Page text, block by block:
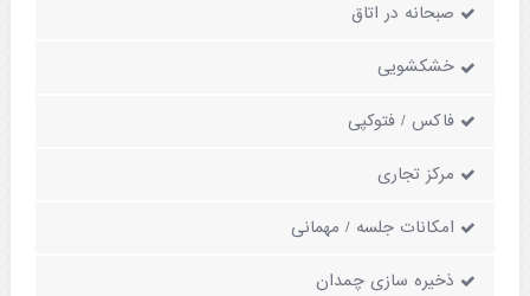
صبحانه در اتاق
خشکشویی
فاکس / فتوکپی
مرکز تجاری
امکانات جلسه / مهمانی
ذخیره سازی چمدان